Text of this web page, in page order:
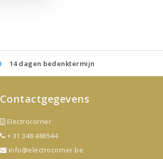
14 dagen bedenktermijn
Contactgegevens
Electrocorner
+ 31 348 486544
info@electrocorner.be